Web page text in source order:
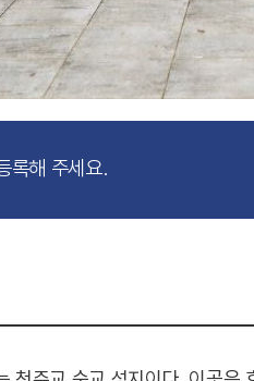
록해 주세요.